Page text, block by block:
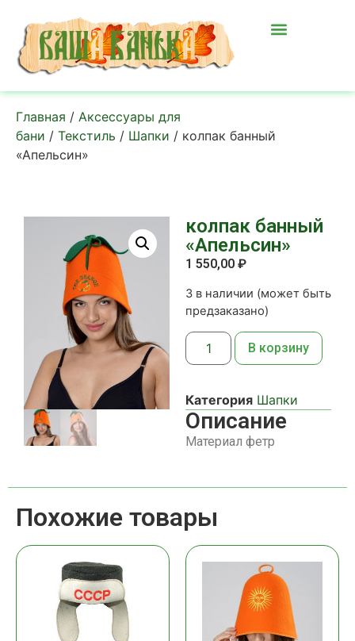
Главная / Аксессуары для
бани / Текстиль / Шапки / колпак банный
«Апельсин»
колпак банный
«Апельсин»
1 550,00 ₽
3 в наличии (может быть
предзаказано)
В корзину
Категория Шапки
Описание
Материал фетр
Похожие товары